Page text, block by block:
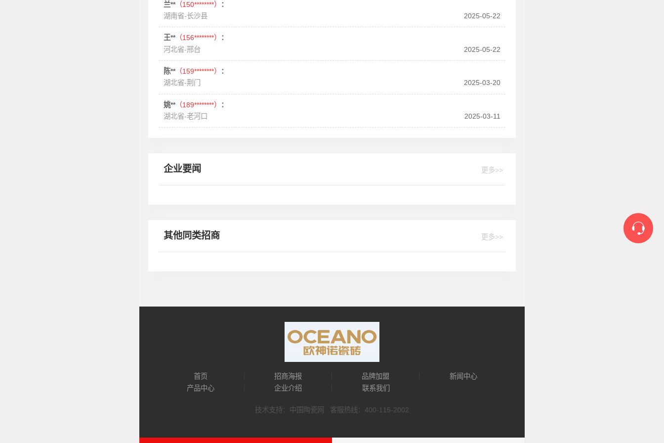
兰**（150********）
：
湖南省-长沙县
2025-05-22
王**（156********）
：
河北省-邢台
2025-05-22
陈**（159********）
：
湖北省-荆门
2025-03-20
姚**（189********）
：
湖北省-老河口
2025-03-11
企业要闻 更多>>
其他同类招商 更多>>
首页 招商海报 品牌加盟
新闻中心
产品中心
企业介绍 联系我们
技术支持：中国陶瓷网 客服热线：400-115-2002